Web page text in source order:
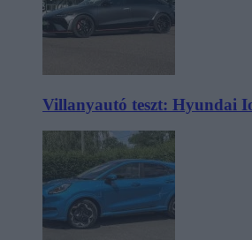
Villanyautó teszt: Hyundai